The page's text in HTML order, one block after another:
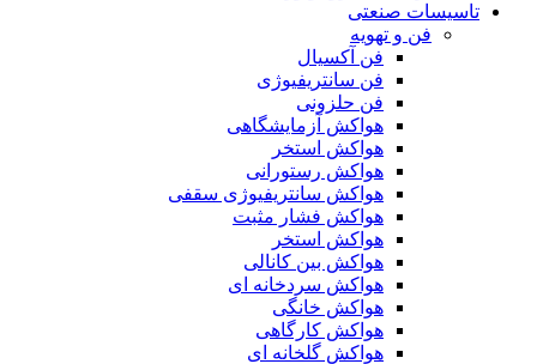
تاسیسات صنعتی
فن و تهویه
فن آکسیال
فن سانتریفیوژی
فن حلزونی
هواکش آزمایشگاهی
هواکش استخر
هواکش رستورانی
هواکش سانتریفیوژی سقفی
هواکش فشار مثبت
هواکش استخر
هواکش بین کانالی
هواکش سردخانه ای
هواکش خانگی
هواکش کارگاهی
هواکش گلخانه ای